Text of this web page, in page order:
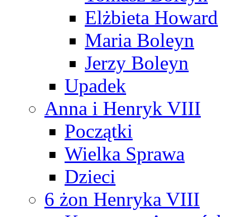
Elżbieta Howard
Maria Boleyn
Jerzy Boleyn
Upadek
Anna i Henryk VIII
Początki
Wielka Sprawa
Dzieci
6 żon Henryka VIII